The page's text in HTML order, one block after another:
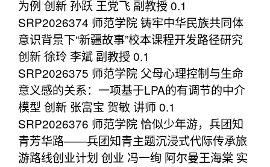
为例 创新 孙跃 王党飞 副教授 0.1
SRP2026374 师范学院 铸牢中华民族共同体
意识背景下“新疆故事”校本课程开发路径研究
创新 徐玲 李斌 副教授 0.1
SRP2026375 师范学院 父母心理控制与生命
意义感的关系：一项基于LPA的有调节的中介
模型 创新 张富宝 贺敏 讲师 0.1
SRP2026376 师范学院 恰似少年游，兵团知
青芳华路——兵团知青主题沉浸式代际传承旅
游路线创业计划 创业 冯一绚 阿尔曼王海棠 实